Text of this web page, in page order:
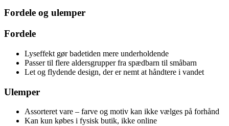
Fordele og ulemper
Fordele
Lyseffekt gør badetiden mere underholdende
Passer til flere aldersgrupper fra spædbarn til småbarn
Let og flydende design, der er nemt at håndtere i vandet
Ulemper
Assorteret vare – farve og motiv kan ikke vælges på forhånd
Kan kun købes i fysisk butik, ikke online